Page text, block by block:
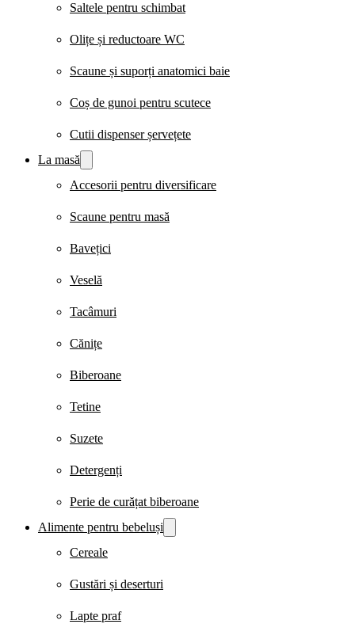
Saltele pentru schimbat
Olițe și reductoare WC
Scaune și suporți anatomici baie
Coș de gunoi pentru scutece
Cutii dispenser șervețete
La masă
Accesorii pentru diversificare
Scaune pentru masă
Bavețici
Veselă
Tacâmuri
Cănițe
Biberoane
Tetine
Suzete
Detergenți
Perie de curățat biberoane
Alimente pentru bebeluși
Cereale
Gustări și deserturi
Lapte praf